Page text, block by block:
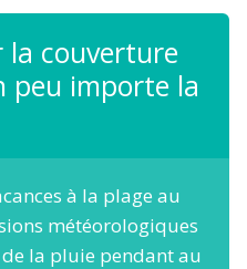
la couverture
peu importe la
à la plage au
météorologiques
la pluie pendant au